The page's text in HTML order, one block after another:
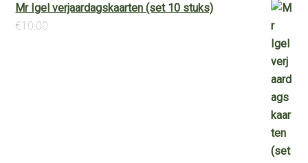
Mr Igel verjaardagskaarten (set 10 stuks)
€10.00